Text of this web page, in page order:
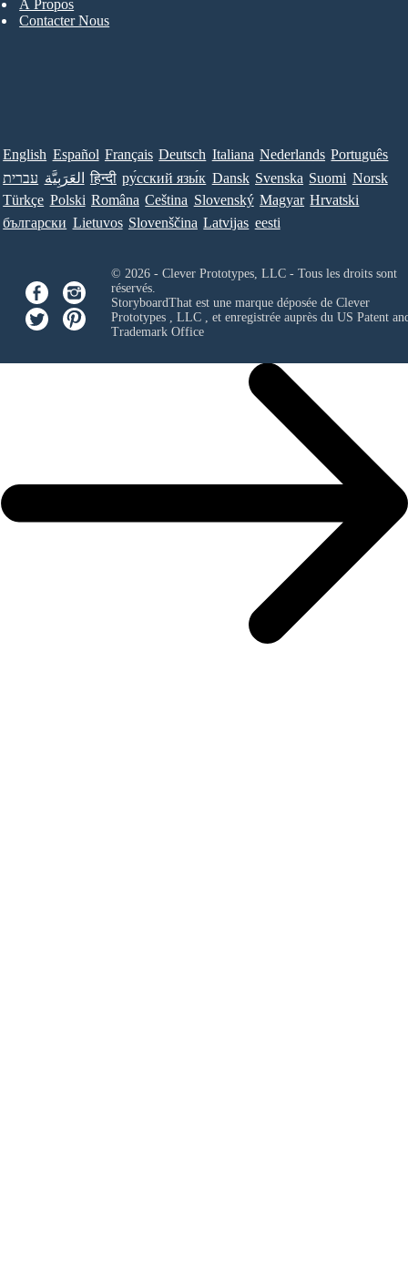
À Propos
Contacter Nous
English Español Français Deutsch Italiana Nederlands Português
עברית العَرَبِيَّة हिन्दी ру́сский язы́к Dansk Svenska Suomi Norsk
Türkçe Polski Româna Ceština Slovenský Magyar Hrvatski
български Lietuvos Slovenščina Latvijas eesti
© 2026 - Clever Prototypes, LLC - Tous les droits sont
réservés.
StoryboardThat est une marque déposée de Clever
Prototypes , LLC, et enregistrée auprès du US Patent
Trademark Office